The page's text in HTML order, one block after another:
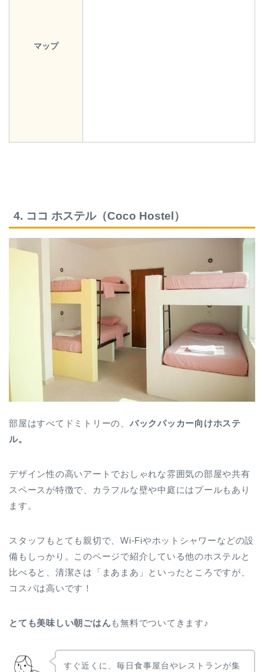
マップ
4. ココ ホステル（Coco Hostel）
部屋はすべてドミトリーの、 バックパッカー向けホステ
ル。
デザイン性の高いアートでおしゃれな雰囲気の部屋や共有
スペースが特徴で、カラフルな壁や中庭にはプールもあり
ます。
スタッフもとても親切で、Wi-Fiやホットシャワーなどの設
備もしっかり。このページで紹介している他のホステルと
比べると、清潔さは「まあまあ」といったところですが、
コスパは高いです！
とても美味しい朝ごはんも無料でついてきます♪
すぐ近くに、毎日食事屋台やレストランが集